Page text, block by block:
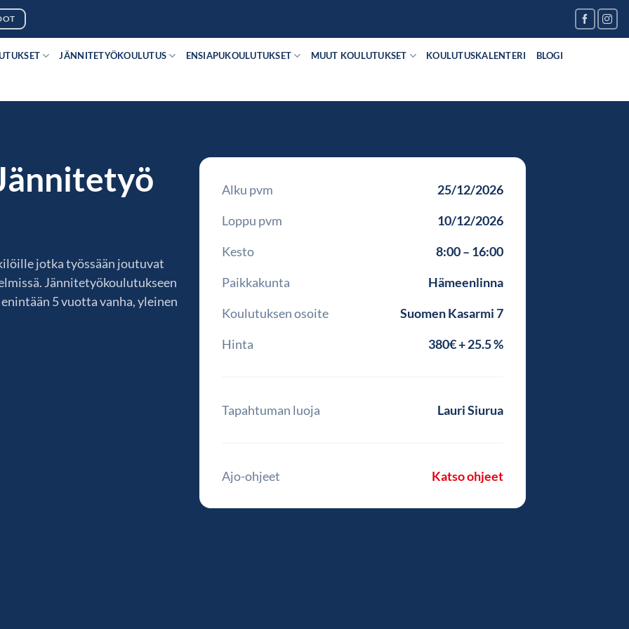
JÄNNITETYÖKOULUTUS ENSIAPUKOULUTUKSET MUUT KOULUTUKSET KOULUTUSKALENTERI BLOGI
jotka työssään joutuvat
Jännitetyökoulutukseen
5 vuotta vanha, yleinen
Alku pvm
25/12/2026
Loppu pvm
10/12/2026
Kesto
8:00 – 16:00
Paikkakunta
Hämeenlinna
Koulutuksen osoite
Suomen Kasarmi 7
Hinta
380€ + 25.5 %
Tapahtuman luoja Lauri Siurua
Ajo-ohjeet Katso ohjeet